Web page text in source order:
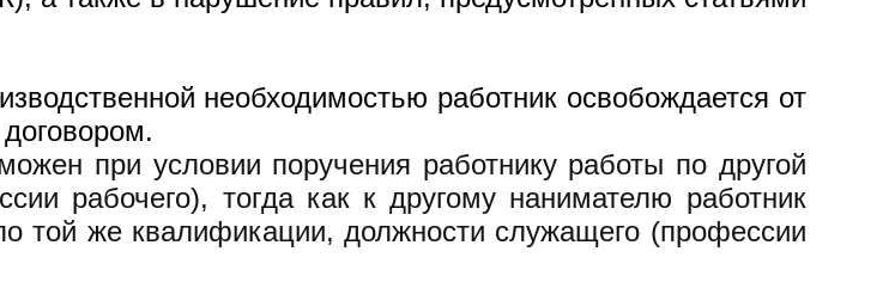
необходимостью работник освобождается от
при условии поручения работнику работы по другой
рабочего), тогда как к другому нанимателю работник
той же квалификации, должности служащего (профессии